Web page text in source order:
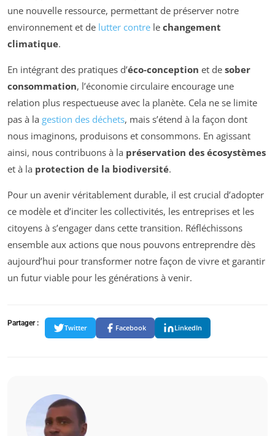
une nouvelle ressource, permettant de préserver notre
environnement et de lutter contre le changement
climatique.
En intégrant des pratiques d’éco-conception et de sober
consommation, l’économie circulaire encourage une
relation plus respectueuse avec la planète. Cela ne se limite
pas à la gestion des déchets, mais s’étend à la façon dont
nous imaginons, produisons et consommons. En agissant
ainsi, nous contribuons à la préservation des écosystèmes
et à la protection de la biodiversité.
Pour un avenir véritablement durable, il est crucial d’adopter
ce modèle et d’inciter les collectivités, les entreprises et les
citoyens à s’engager dans cette transition. Réfléchissons
ensemble aux actions que nous pouvons entreprendre dès
aujourd’hui pour transformer notre façon de vivre et garantir
un futur viable pour les générations à venir.
Partager :
Twitter Facebook LinkedIn